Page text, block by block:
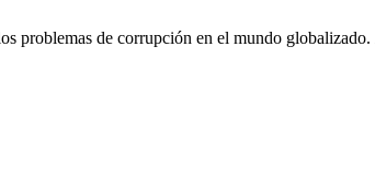
problemas de corrupción en el mundo globalizado.